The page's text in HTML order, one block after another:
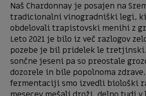
Naš Chardonnay je posajen na
tradicionalni vinogradniški legi, ki
obdelovali trapistovski menihi z
Leto 2021 je bilo iz več razlogov
pozebe je bil pridelek le
sončne jeseni pa so preostale
dozorele in bile popolnoma
fermentaciji smo izvedli biološki